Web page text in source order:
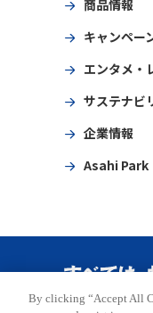
商品情報
キャンペー
エンタメ・
サステナビ
企業情報
Asahi Park
Copyright ©
By clicking “Accept All